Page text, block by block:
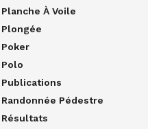
Planche À Voile
Plongée
Poker
Polo
Publications
Randonnée Pédestre
Résultats